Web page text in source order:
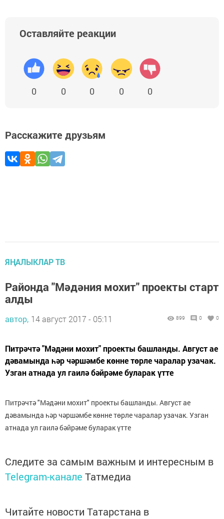
Оставляйте реакции
0 0 0 0 0
Расскажите друзьям
ЯҢАЛЫКЛАР ТВ
Районда "Мәдәния мохит" проекты старт
алды
автор, 14 август 2017 - 05:11 899 0 0
Питрәчтә "Мәдәни мохит" проекты башланды. Август ае
дәвамында һәр чәршәмбе көнне төрле чаралар узачак.
Узган атнада ул гаилә бәйрәме буларак үтте
Питрәчтә "Мәдәни мохит" проекты башланды. Август ае
дәвамында һәр чәршәмбе көнне төрле чаралар узачак. Узган
атнада ул гаилә бәйрәме буларак үтте
Следите за самым важным и интересным в
Telegram-канале Татмедиа
Читайте новости Татарстана в